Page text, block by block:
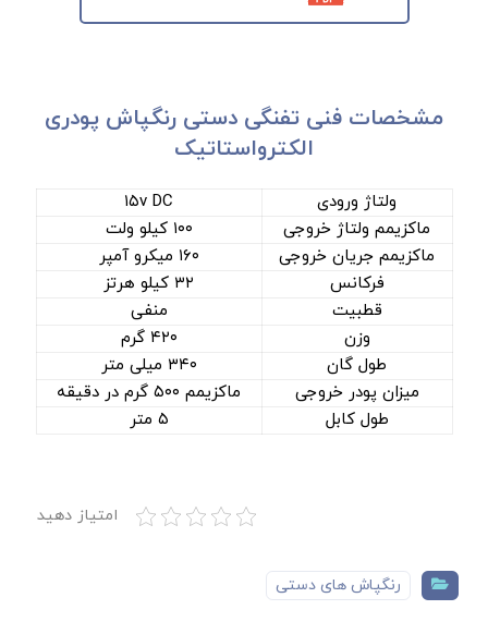
مشخصات فنی تفنگی دستی رنگپاش پودری
الکترواستاتیک
ولتاژ ورودی
۱۵v DC
ماکزیمم ولتاژ خروجی
۱۰۰ کیلو ولت
ماکزیمم جریان خروجی
۱۶۰ میکرو آمپر
فرکانس
۳۲ کیلو هرتز
قطبیت
منفی
وزن
۴۲۰ گرم
طول گان
۳۴۰ میلی متر
میزان پودر خروجی
ماکزیمم ۵۰۰ گرم در دقیقه
طول کابل
۵ متر
امتیاز دهید
رنگپاش های دستی